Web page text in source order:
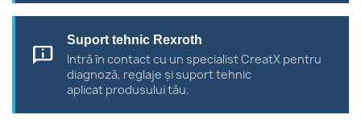
chat_info
Suport tehnic Rexroth
Intră în contact cu un specialist CreatX pentru
diagnoză, reglaje și suport tehnic
aplicat produsului tău.